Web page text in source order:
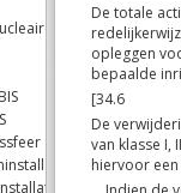
inspecteurs